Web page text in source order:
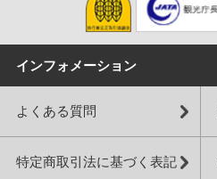
インフォメーション
よくある質問
特定商取引法に基づく表記